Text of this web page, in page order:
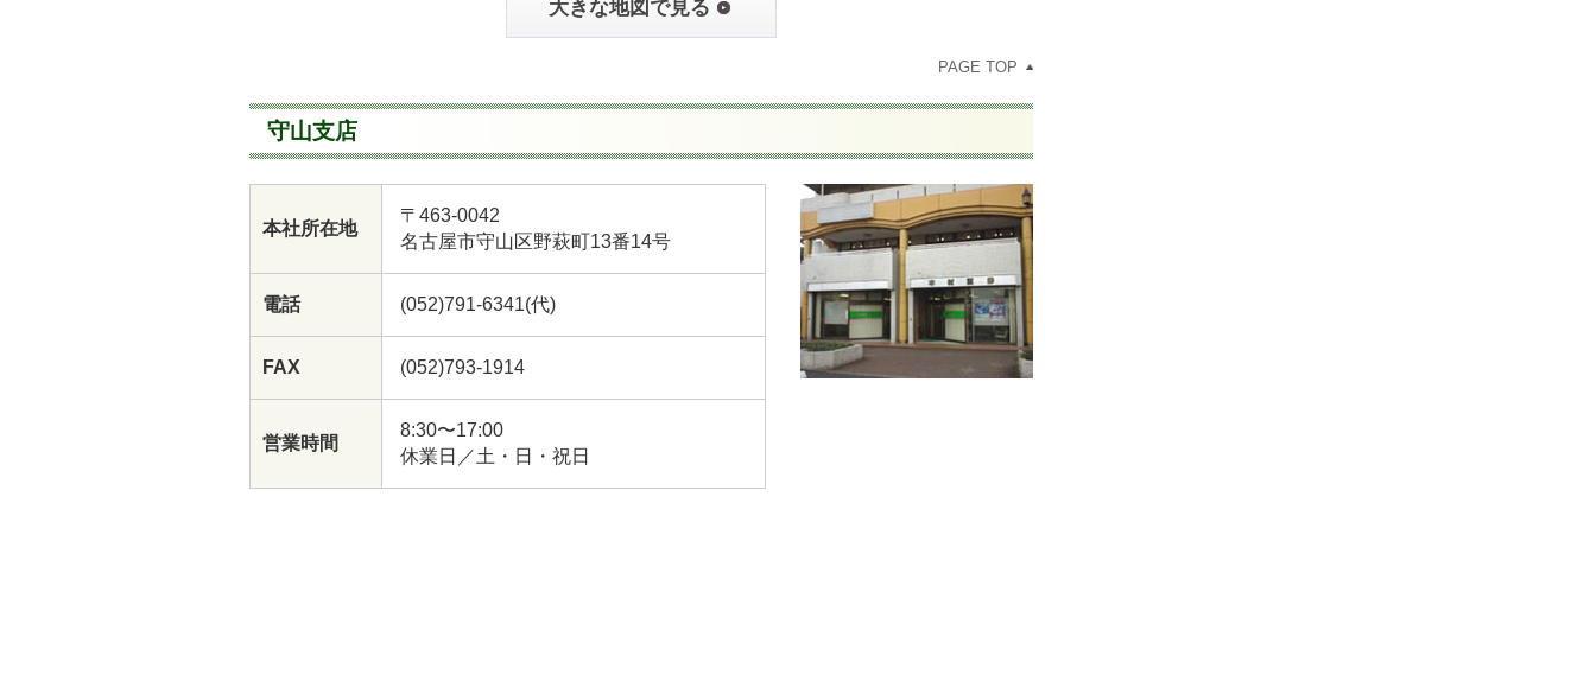
大きな地図で見る
PAGE TOP
守山支店
本社所在地
〒463-0042
名古屋市守山区野萩町13番14号
電話 (052)791-6341(代)
FAX (052)793-1914
営業時間
8:30〜17:00
休業日／土・日・祝日